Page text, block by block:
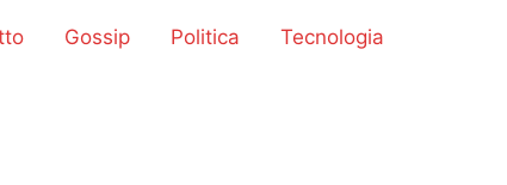
Gossip Politica
Tecnologia